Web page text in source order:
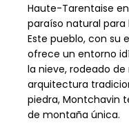
Haute-Tarentaise
paraíso natural
Este pueblo, con su
ofrece un entorno
la nieve, rodeado
arquitectura
piedra, Montchavin
de montaña única.